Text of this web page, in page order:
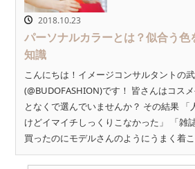
2018.10.23
パーソナルカラーとは？似合う色
知識
こんにちは！イメージコンサルタントの
(@BUDOFASHION)です！ 皆さんはコス
となくで選んでいませんか？ その結果 「
けどイマイチしっくりこなかった」 「雑
買ったのにモデルさんのようにうまく着